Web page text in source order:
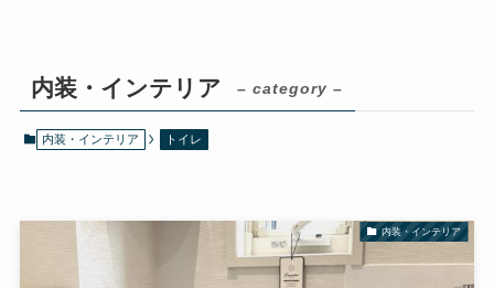
内装・インテリア – category –
内装・インテリア トイレ
内装・インテリア